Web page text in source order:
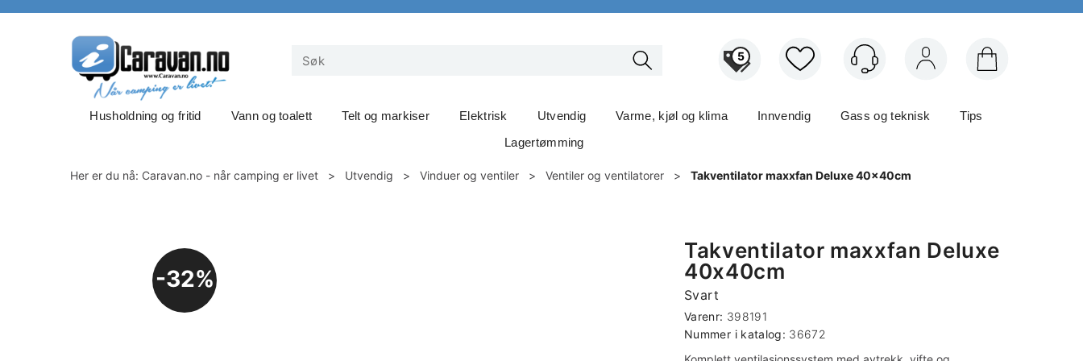
5
Husholdning og fritid Vann og toalett Telt og markiser Elektrisk Utvendig Varme, kjøl og klima Innvendig Gass og teknisk
Tips
Lagertømming
Her er du nå: Caravan.no - når camping er livet > Utvendig > Vinduer og ventiler > Ventiler og ventilatorer > Takventilator maxxfan Deluxe 40x40cm
32%
Takventilator maxxfan Deluxe
40x40cm
Svart
Varenr: 398191
Nummer i katalog: 36672